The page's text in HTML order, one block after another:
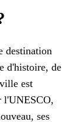
destination
d'histoire, de
est
l'UNESCO,
ses